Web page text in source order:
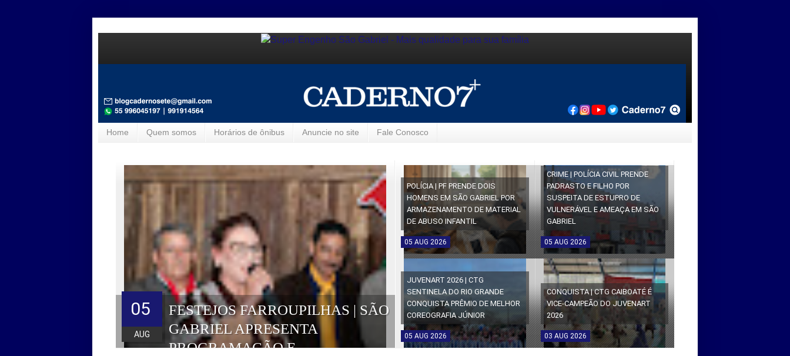
Home Quem somos Horários de ônibus Anuncie no site Fale Conosco
FESTEJOS FARROUPILHAS | SÃO
GABRIEL APRESENTA
PROGRAMAÇÃO E
05
AUG
POLÍCIA | PF PRENDE DOIS
HOMENS EM SÃO GABRIEL POR
ARMAZENAMENTO DE MATERIAL
DE ABUSO INFANTIL
05 AUG 2026
CRIME | POLÍCIA CIVIL PRENDE
PADRASTO E FILHO POR
SUSPEITA DE ESTUPRO DE
VULNERÁVEL E AMEAÇA EM SÃO
GABRIEL
05 AUG 2026
JUVENART 2026 | CTG
SENTINELA DO RIO GRANDE
CONQUISTA PRÊMIO DE MELHOR
COREOGRAFIA JÚNIOR
05 AUG 2026
CONQUISTA | CTG CAIBOATÉ É
VICE-CAMPEÃO DO JUVENART
2026
03 AUG 2026